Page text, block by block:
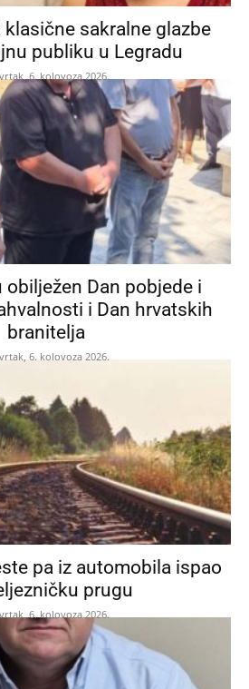
klasične sakralne glazbe
publiku u Legradu
6. kolovoza 2026.
obilježen Dan pobjede i
i Dan hrvatskih
branitelja
6. kolovoza 2026.
pa iz automobila ispao
prugu
6. kolovoza 2026.